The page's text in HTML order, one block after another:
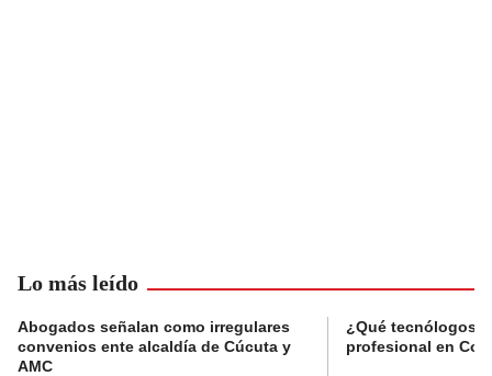
Lo más leído
Abogados señalan como irregulares
convenios ente alcaldía de Cúcuta y
AMC
¿Qué tecnólogos
profesional en